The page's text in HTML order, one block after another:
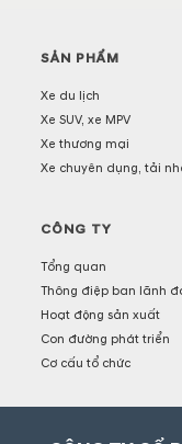
SẢN PHẨM
Xe du lịch
Xe SUV, xe MPV
Xe thương mại
Xe chuyên dụng, tải
CÔNG TY
Tổng quan
Thông điệp ban lãnh
Hoạt động sản xuất
Con đường phát triển
Cơ cấu tổ chức